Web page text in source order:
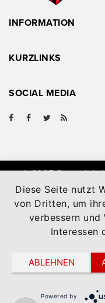
Diese Seite nutzt
von Dritten, um
verbessern und
Interessen
ABLEHNEN
Powered by
INFORMATION
KURZLINKS
SOCIAL MEDIA
@ 2025 Sportclub
aktualisiert